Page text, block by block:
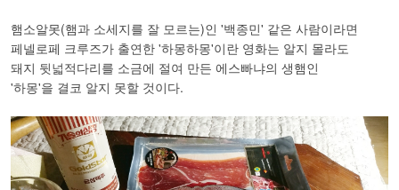
햄소알못(햄과 소세지를 잘 모르는)인 '백종민' 같은 사람이라면
페넬로페 크루즈가 출연한 '하몽하몽'이란 영화는 알지 몰라도
돼지 뒷넓적다리를 소금에 절여 만든 에스빠냐의 생햄인
'하몽'을 결코 알지 못할 것이다.